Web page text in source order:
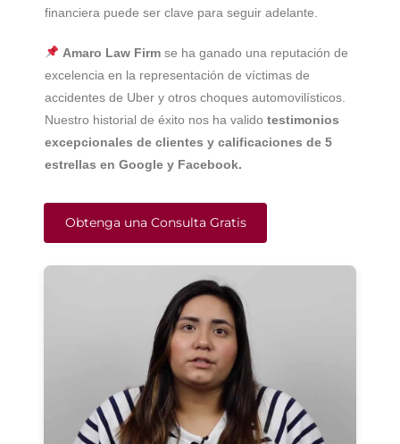
financiera puede ser clave para seguir adelante.
Amaro Law Firmse ha ganado una reputación de
excelencia en la representación de víctimas de
accidentes de Uber y otros choques automovilísticos.
Nuestro historial de éxito nos ha valido testimonios
excepcionales de clientes y calificaciones de 5
estrellas en Google y Facebook.
Obtenga una Consulta Gratis